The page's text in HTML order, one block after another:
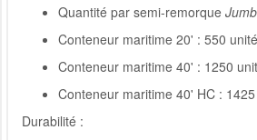
Quantité par semi-remorque
Conteneur maritime 20' : 550
Conteneur maritime 40' : 1250
Conteneur maritime 40' HC :
Durabilité :